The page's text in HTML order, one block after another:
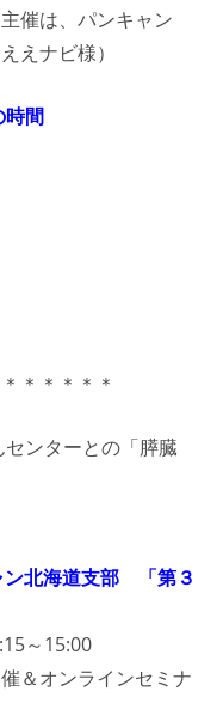
催は、パンキャン
えナビ様）
間
＊＊＊＊＊
ンターとの「膵臓
ン北海道支部 「第３
～15:00
＆オンラインセミナ